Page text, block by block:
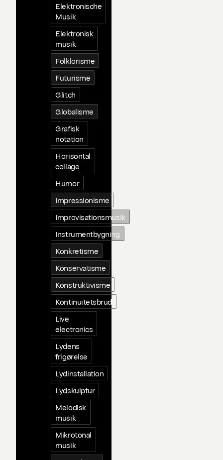
Elektronische
Musik
Elektronisk
musik
Folklorisme
Futurisme
Glitch
Globalisme
Grafisk
notation
Horisontal
collage
Humor
Impressionisme
Improvisationsmusik
Instrumentbygning
Konkretisme
Konservatisme
Konstruktivisme
Kontinuitetsbrud
Live
electronics
Lydens
frigørelse
Lydinstallation
Lydskulptur
Melodisk
musik
Mikrotonal
musik